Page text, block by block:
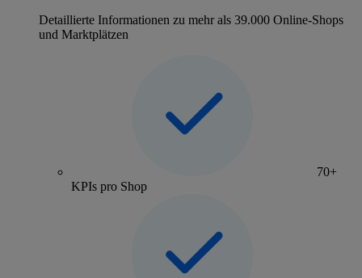
Detaillierte Informationen zu mehr als 39.000 Online-Shops
und Marktplätzen
70+
KPIs pro Shop